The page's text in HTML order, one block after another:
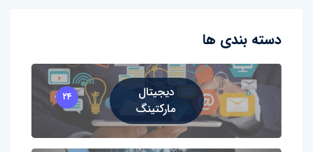
دسته بندی ها
دیجیتال
مارکتینگ
۲۴